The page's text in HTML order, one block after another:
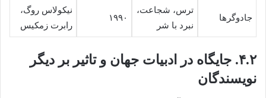
جادوگرها
ترس، شجاعت،
نبرد با شر
۱۹۹۰
نیکولاس روگ،
رابرت زمکیس
۴.۲. جایگاه در ادبیات جهان و تاثیر بر دیگر
نویسندگان